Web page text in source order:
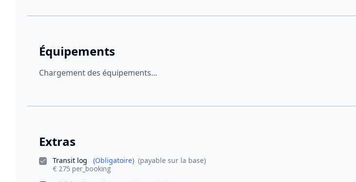
Équipements
Chargement des équipements...
Extras
Transit log (Obligatoire) (payable sur la base)
€ 275 per_booking